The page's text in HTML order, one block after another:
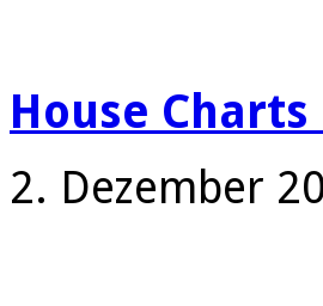
House
2. Dezember